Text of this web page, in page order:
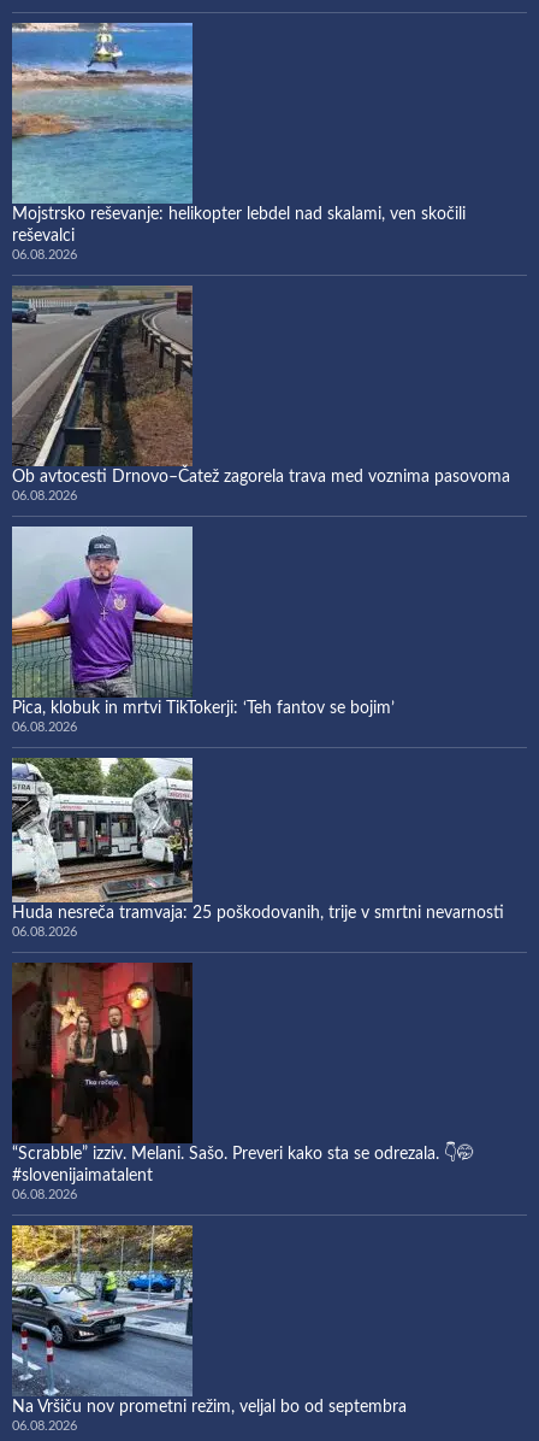
Mojstrsko reševanje: helikopter lebdel nad skalami, ven skočili
reševalci
06.08.2026
Ob avtocesti Drnovo–Čatež zagorela trava med voznima pasovoma
06.08.2026
Pica, klobuk in mrtvi TikTokerji: ‘Teh fantov se bojim’
06.08.2026
Huda nesreča tramvaja: 25 poškodovanih, trije v smrtni nevarnosti
06.08.2026
“Scrabble” izziv. Melani. Sašo. Preveri kako sta se odrezala. 👇🤭
#slovenijaimatalent
06.08.2026
Na Vršiču nov prometni režim, veljal bo od septembra
06.08.2026